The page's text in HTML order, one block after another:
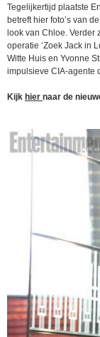
Tegelijkertijd plaatste
betreft hier foto’s van
look van Chloe. Verder
operatie ‘Zoek Jack in
Witte Huis en Yvonne
impulsieve CIA-agente
Kijk hier naar de